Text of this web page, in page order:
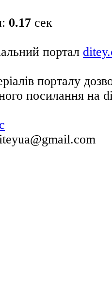
0.17 сек
портал
порталу
посилання на